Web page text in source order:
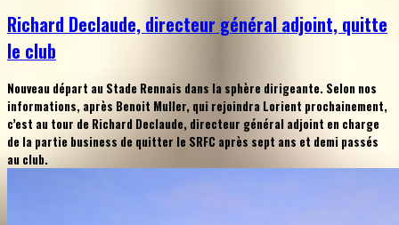
Richard Declaude, directeur général adjoint, quitte
le club
Nouveau départ au Stade Rennais dans la sphère dirigeante. Selon nos
informations, après Benoit Muller, qui rejoindra Lorient prochainement,
c’est au tour de Richard Declaude, directeur général adjoint en charge
de la partie business de quitter le SRFC après sept ans et demi passés
au club.